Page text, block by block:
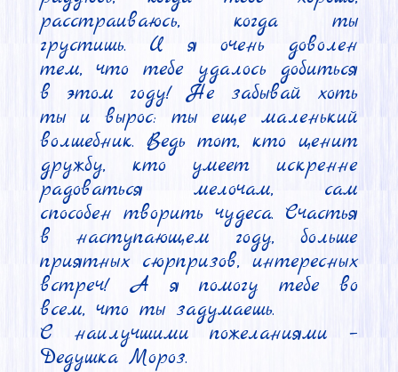
расстраиваюсь, когда ты
грустишь. И я очень доволен
тем, что тебе удалось добиться
в этом году! Не забывай хоть
ты и вырос: ты еще маленький
волшебник. Ведь тот, кто ценит
дружбу, кто умеет искренне
радоваться мелочам, сам
способен творить чудеса. Счастья
в наступающем году, больше
приятных сюрпризов, интересных
встреч! А я помогу тебе во
всем, что ты задумаешь.
С наилучшими пожеланиями –
Дедушка Мороз.